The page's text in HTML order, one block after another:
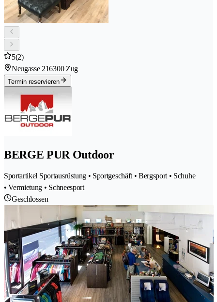
5(2)
Neugasse 216300 Zug
Termin reservieren
BERGE PUR Outdoor
Sportartikel Sportausrüstung • Sportgeschäft • Bergsport • Schuhe
• Vermietung • Schneesport
Geschlossen